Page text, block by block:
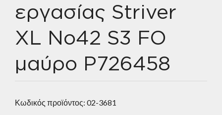
εργασίας Striver
XL No42 S3 FO
μαύρο P726458
Κωδικός προϊόντος: 02-3681